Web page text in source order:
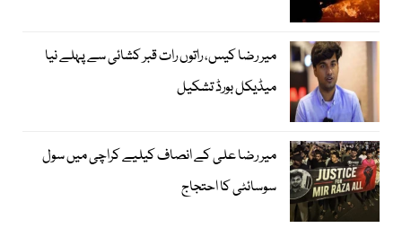
میر رضا کیس، راتوں رات قبر کشائی سے پہلے نیا
میڈیکل بورڈ تشکیل
میر رضا علی کے انصاف کیلیے کراچی میں سول
سوسائٹی کا احتجاج